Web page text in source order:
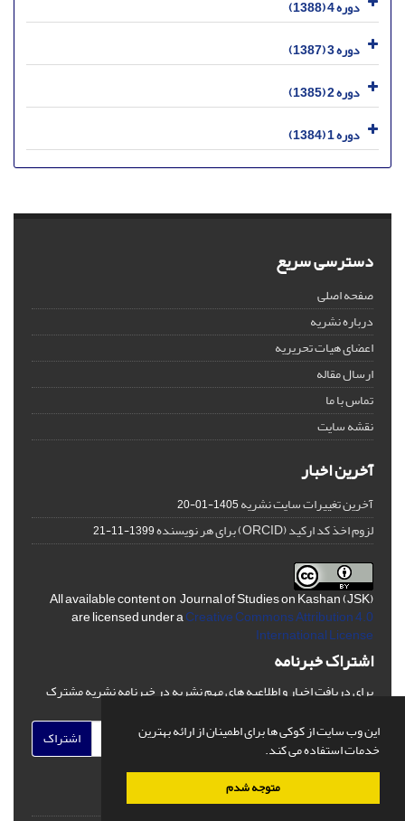
این وب سایت از کوکی ها برای اطمینان از ارائه بهترین
خدمات استفاده می کند.
متوجه شدم
دوره 4 (1388)
دوره 3 (1387)
دوره 2 (1385)
دوره 1 (1384)
دسترسی سریع
صفحه اصلی
درباره نشریه
اعضای هیات تحریریه
ارسال مقاله
تماس با ما
نقشه سایت
آخرین اخبار
آخرین تغییرات سایت نشریه1405-01-20
لزوم اخذ کد ارکید (ORCID) برای هر نویسنده 1399-11-21
All available content on Journal of Studies on Kashan (JSK)
are licensed under aCreative Commons Attribution 4.0
International License
اشتراک خبرنامه
برای دریافت اخبار و اطلاعیه های مهم نشریه در خبرنامه نشریه مشترک
اشتراک